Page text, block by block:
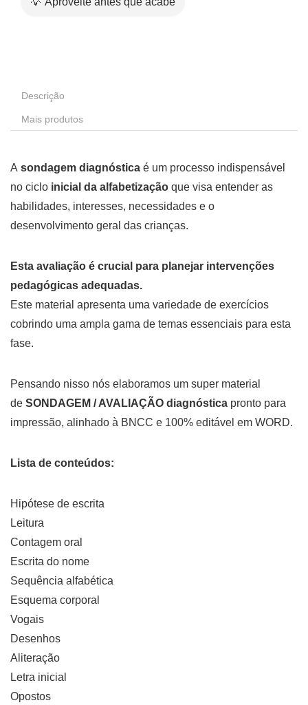
Descrição
Mais produtos
A sondagem diagnóstica é um processo indispensável
no ciclo inicial da alfabetização que visa entender as
habilidades, interesses, necessidades e o
desenvolvimento geral das crianças.
Esta avaliação é crucial para planejar intervenções
pedagógicas adequadas.
Este material apresenta uma variedade de exercícios
cobrindo uma ampla gama de temas essenciais para esta
fase.
Pensando nisso nós elaboramos um super material
de SONDAGEM / AVALIAÇÃO diagnóstica pronto para
impressão, alinhado à BNCC e 100% editável em WORD.
Lista de conteúdos:
Hipótese de escrita
Leitura
Contagem oral
Escrita do nome
Sequência alfabética
Esquema corporal
Vogais
Desenhos
Aliteração
Letra inicial
Opostos